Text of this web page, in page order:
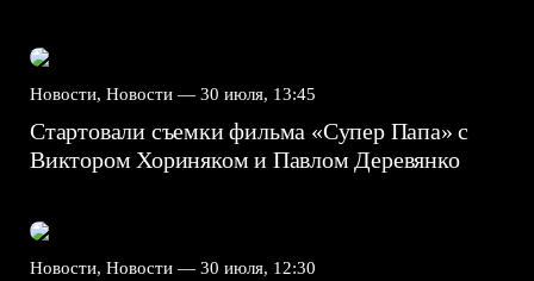
Новости, Новости — 30 июля, 13:45
Стартовали съемки фильма «Супер Папа» с
Виктором Хориняком и Павлом Деревянко
Новости, Новости — 30 июля, 12:30